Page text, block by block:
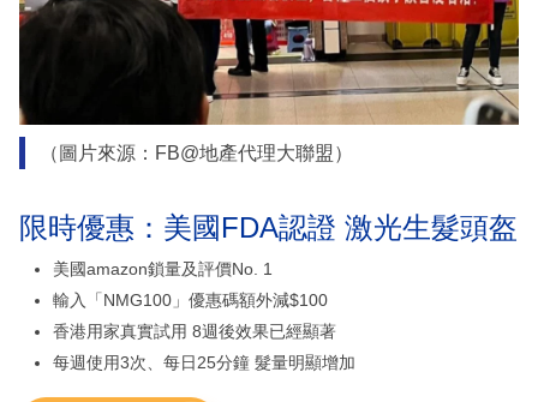
（圖片來源：FB@地產代理大聯盟）
限時優惠：美國FDA認證 激光生髮頭盔
美國amazon鎖量及評價No. 1
輸入「NMG100」優惠碼額外減$100
香港用家真實試用 8週後效果已經顯著
每週使用3次、每日25分鐘 髮量明顯增加